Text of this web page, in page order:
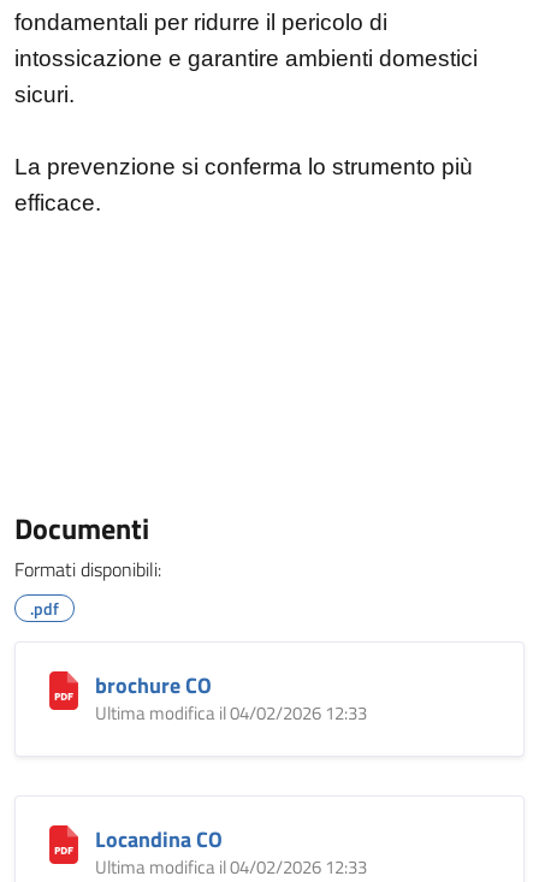
fondamentali per ridurre il pericolo di
intossicazione e garantire ambienti domestici
sicuri.
La prevenzione si conferma lo strumento più
efficace.
Documenti
Formati disponibili:
.pdf
brochure CO
Ultima modifica il 04/02/2026 12:33
Locandina CO
Ultima modifica il 04/02/2026 12:33